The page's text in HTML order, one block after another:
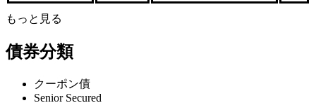
もっと見る
債券分類
クーポン債
Senior Secured